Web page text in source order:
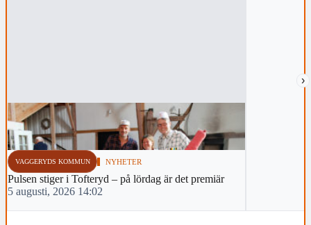
›
VAGGERYDS KOMMUN NYHETER
Pulsen stiger i Tofteryd – på lördag är det premiär
5 augusti, 2026 14:02